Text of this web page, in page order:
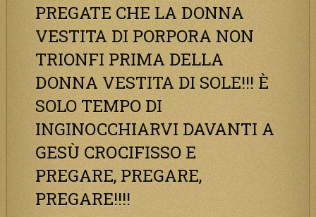
PREGATE CHE LA DONNA
VESTITA DI PORPORA NON
TRIONFI PRIMA DELLA
DONNA VESTITA DI SOLE!!! È
SOLO TEMPO DI
INGINOCCHIARVI DAVANTI A
GESÙ CROCIFISSO E
PREGARE, PREGARE,
PREGARE!!!!